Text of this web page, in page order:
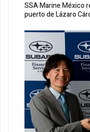
SSA Marine México
puerto de Lázaro